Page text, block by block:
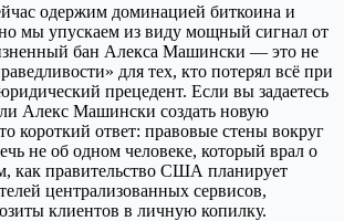
одержим доминацией биткоина и
мы упускаем из виду мощный сигнал от
бан Алекса Машински — это не
для тех, кто потерял всё при
прецедент. Если вы задаетесь
Алекс Машински создать новую
короткий ответ: правовые стены вокруг
не об одном человеке, который врал о
как правительство США планирует
централизованных сервисов,
клиентов в личную копилку.